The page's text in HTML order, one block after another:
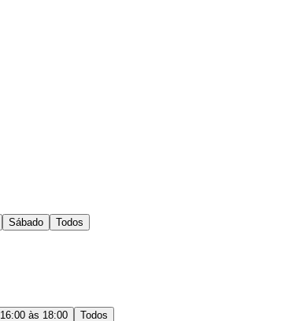
Sábado Todos
16:00 às 18:00 Todos